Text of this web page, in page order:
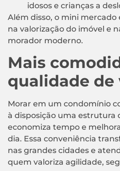
idosos e crianças a
Além disso, o mini
na valorização do imóvel e
morador moderno.
Mais
qualidade de
Morar em um condomínio
à disposição uma estrutura
economiza tempo e
dia. Essa conveniência
nas grandes cidades e
quem valoriza agilidade,